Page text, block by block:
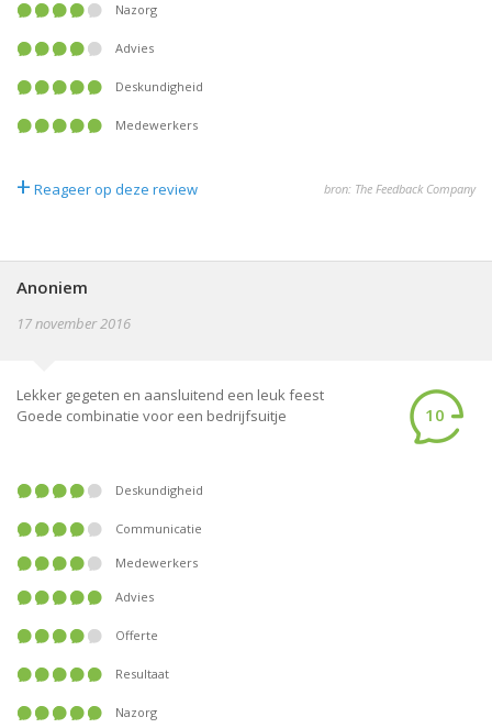
Nazorg
Advies
Deskundigheid
Medewerkers
+ Reageer op deze review bron: The Feedback Company
Anoniem
17 november 2016
Lekker gegeten en aansluitend een leuk feest
Goede combinatie voor een bedrijfsuitje
10
Deskundigheid
Communicatie
Medewerkers
Advies
Offerte
Resultaat
Nazorg